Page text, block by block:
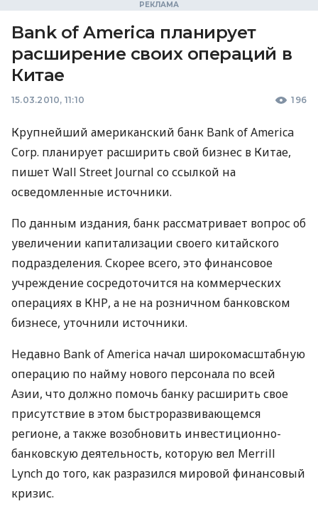
Bank of America планирует
расширение своих операций в
Китае
15.03.2010, 11:10 196
Крупнейший американский банк Bank of America
Corp. планирует расширить свой бизнес в Китае,
пишет Wall Street Journal со ссылкой на
осведомленные источники.
По данным издания, банк рассматривает вопрос об
увеличении капитализации своего китайского
подразделения. Скорее всего, это финансовое
учреждение сосредоточится на коммерческих
операциях в КНР, а не на розничном банковском
бизнесе, уточнили источники.
Недавно Bank of America начал широкомасштабную
операцию по найму нового персонала по всей
Азии, что должно помочь банку расширить свое
присутствие в этом быстроразвивающемся
регионе, а также возобновить инвестиционно-
банковскую деятельность, которую вел Merrill
Lynch до того, как разразился мировой финансовый
кризис.